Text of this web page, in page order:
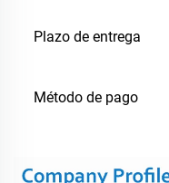
Plazo de entrega
Método de pago